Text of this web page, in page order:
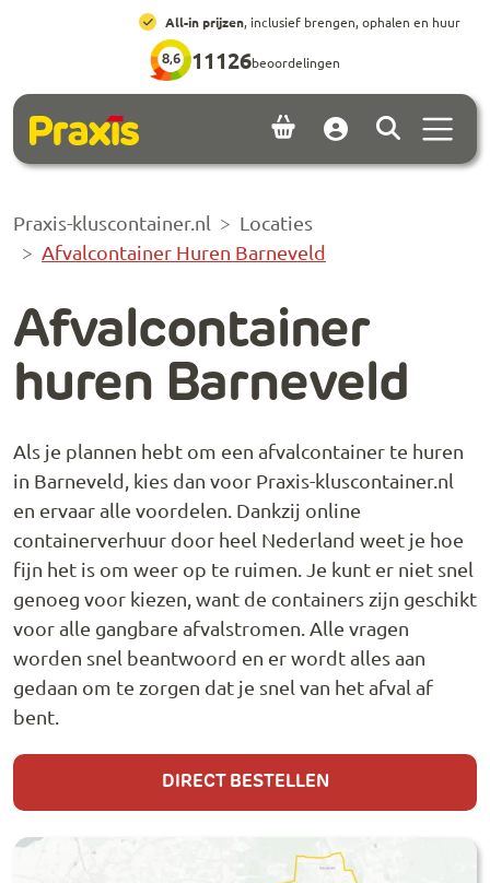
Ga naar hoofdinhoud
Ga naar footer
All-in prijzen, inclusief brengen, ophalen en huur
8,6 11126beoordelingen
Account
Praxis-kluscontainer.nl
Locaties
Afvalcontainer Huren Barneveld
Afvalcontainer
huren Barneveld
Als je plannen hebt om een afvalcontainer te huren
in Barneveld, kies dan voor Praxis-kluscontainer.nl
en ervaar alle voordelen. Dankzij online
containerverhuur door heel Nederland weet je hoe
fijn het is om weer op te ruimen. Je kunt er niet snel
genoeg voor kiezen, want de containers zijn geschikt
voor alle gangbare afvalstromen. Alle vragen
worden snel beantwoord en er wordt alles aan
gedaan om te zorgen dat je snel van het afval af
bent.
DIRECT BESTELLEN